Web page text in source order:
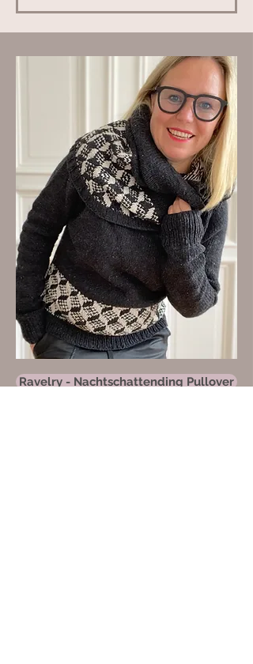
Ravelry - Nachtschattending Pullover